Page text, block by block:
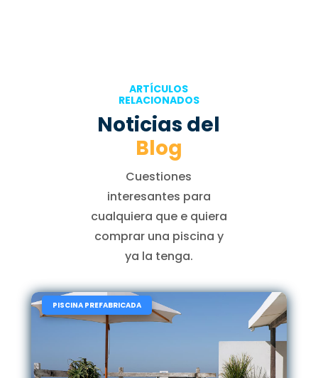
ARTÍCULOS
RELACIONADOS
Noticias del
Blog
Cuestiones
interesantes para
cualquiera que e quiera
comprar una piscina y
ya la tenga.
| PISCINA PREFABRICADA